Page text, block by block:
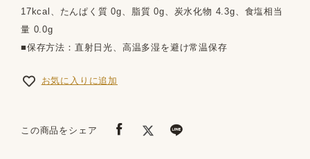
17kcal、たんぱく質 0g、脂質 0g、炭水化物 4.3g、食塩相当
量 0.0g
■保存方法：直射日光、高温多湿を避け常温保存
お気に入りに追加
この商品をシェア